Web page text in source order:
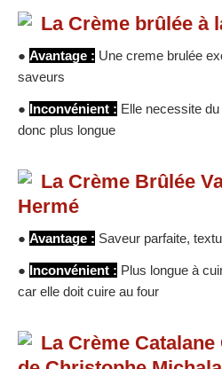
La Crème brûlée à
● Avantage : Une creme brulée
saveurs
● Inconvénient : Elle necessite
donc plus longue
La Crème Brûlée
Hermé
● Avantage : Saveur parfaite,
● Inconvénient : Plus longue à
car elle doit cuire au four
La Crème